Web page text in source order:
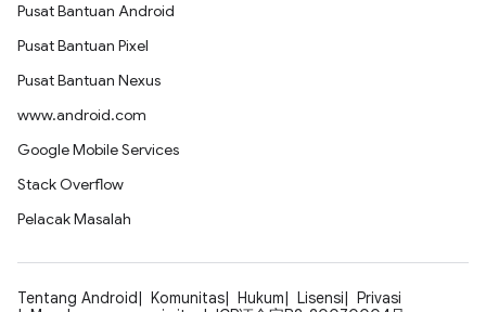
Pusat Bantuan Android
Pusat Bantuan Pixel
Pusat Bantuan Nexus
www.android.com
Google Mobile Services
Stack Overflow
Pelacak Masalah
Tentang Android Komunitas Hukum Lisensi
Privasi